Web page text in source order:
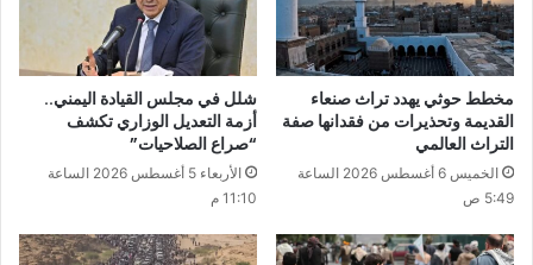
مخطط حوثي يهدد تراث صنعاء
القديمة وتحذيرات من فقدانها صفة
التراث العالمي
الخميس 6 أغسطس 2026 الساعة
5:49 ص
شلل في مجلس القيادة اليمني..
أزمة التعديل الوزاري تكشف
“صراع الصلاحيات”
الأربعاء 5 أغسطس 2026 الساعة
11:10 م